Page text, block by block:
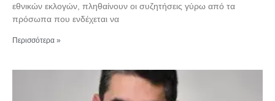
εθνικών εκλογών, πληθαίνουν οι συζητήσεις γύρω από τα
πρόσωπα που ενδέχεται να
Περισσότερα »